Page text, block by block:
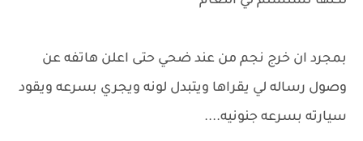
بمجرد ان خرج نجم من عند ضحي حتى اعلن هاتفه عن
وصول رساله لي يقراها ويتبدل لونه ويجري بسرعه ويقود
سيارته بسرعه جنونيه....